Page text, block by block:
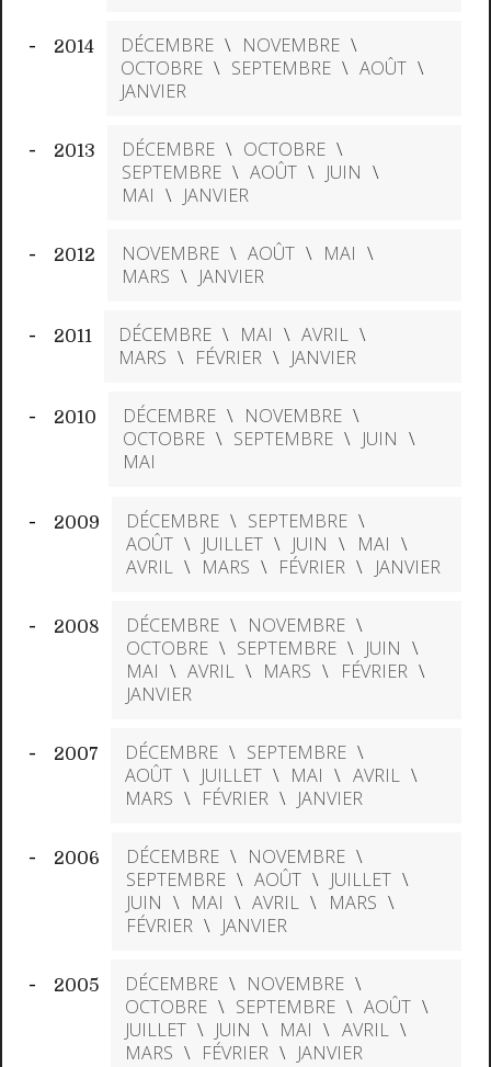
2014 DÉCEMBRE
NOVEMBRE
OCTOBRE
SEPTEMBRE
AOÛT
JANVIER
2013 DÉCEMBRE
OCTOBRE
SEPTEMBRE
AOÛT
JUIN
MAI
JANVIER
2012 NOVEMBRE AOÛT
MAI
MARS
JANVIER
2011 DÉCEMBRE MAI
AVRIL
MARS
FÉVRIER JANVIER
2010 DÉCEMBRE
NOVEMBRE
OCTOBRE
SEPTEMBRE
JUIN
MAI
2009 DÉCEMBRE
SEPTEMBRE
AOÛT
JUILLET JUIN
MAI
AVRIL
MARS FÉVRIER JANVIER
2008 DÉCEMBRE
NOVEMBRE
OCTOBRE
SEPTEMBRE
JUIN
MAI
AVRIL MARS
FÉVRIER
JANVIER
2007 DÉCEMBRE
SEPTEMBRE
AOÛT
JUILLET MAI
AVRIL
MARS
FÉVRIER JANVIER
2006 DÉCEMBRE
NOVEMBRE
SEPTEMBRE
AOÛT
JUILLET
JUIN
MAI AVRIL
MARS
FÉVRIER
JANVIER
2005 DÉCEMBRE
NOVEMBRE
OCTOBRE
SEPTEMBRE
AOÛT
JUILLET
JUIN MAI
AVRIL
MARS
FÉVRIER JANVIER